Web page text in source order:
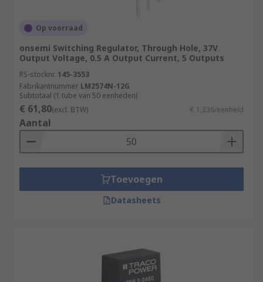
Op voorraad
onsemi Switching Regulator, Through Hole, 37V
Output Voltage, 0.5 A Output Current, 5 Outputs
RS-stocknr. 145-3553
Fabrikantnummer LM2574N-12G
Subtotaal (1 tube van 50 eenheden)
€ 61,80(excl. BTW) € 1,236/eenheid
Aantal
Toevoegen
Datasheets